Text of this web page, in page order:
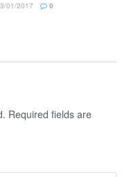
01/2017 0
Required fields are